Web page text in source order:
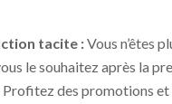
tacite :Vous n’êtes
le souhaitez après la
Profitez des promotions et